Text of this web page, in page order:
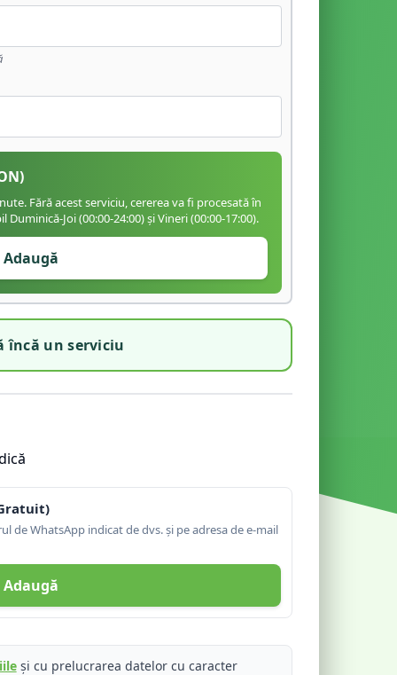
Fără acest serviciu, cererea va fi procesată în
Joi (00:00-24:00) și Vineri (00:00-17:00).
Adaugă
încă un serviciu
de WhatsApp indicat de dvs. și pe adresa de e-mail
Adaugă
și cu prelucrarea datelor cu caracter